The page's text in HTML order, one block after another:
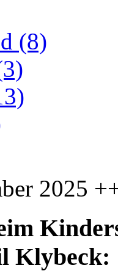
(8)
2025
Klybeck: